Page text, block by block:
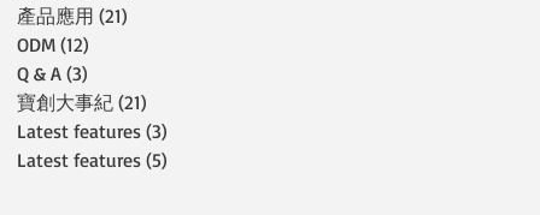
產品應用 (21)
ODM (12)
Q & A (3)
寶創大事紀 (21)
Latest features (3)
Latest features (5)